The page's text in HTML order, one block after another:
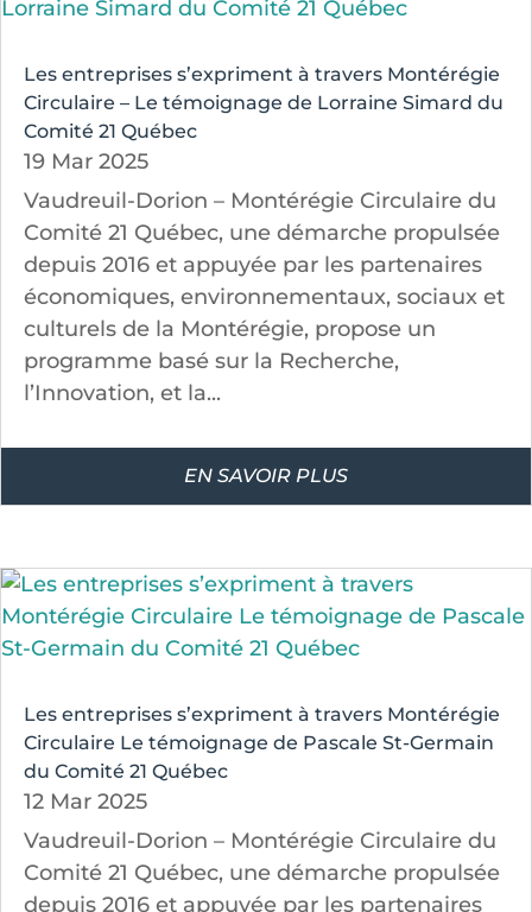
Les entreprises s’expriment à travers Montérégie
Circulaire – Le témoignage de Lorraine Simard du
Comité 21 Québec
19 Mar 2025
Vaudreuil-Dorion – Montérégie Circulaire du
Comité 21 Québec, une démarche propulsée
depuis 2016 et appuyée par les partenaires
économiques, environnementaux, sociaux et
culturels de la Montérégie, propose un
programme basé sur la Recherche,
l’Innovation, et la...
EN SAVOIR PLUS
Les entreprises s’expriment à travers Montérégie
Circulaire Le témoignage de Pascale St-Germain
du Comité 21 Québec
12 Mar 2025
Vaudreuil-Dorion – Montérégie Circulaire du
Comité 21 Québec, une démarche propulsée
depuis 2016 et appuyée par les partenaires